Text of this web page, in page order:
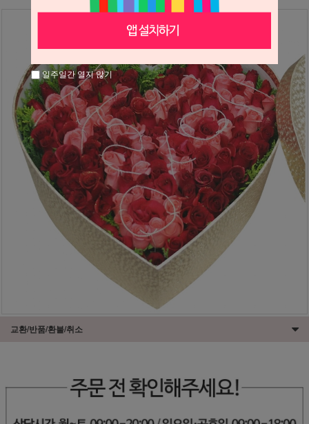
교환/반품/환불/취소
일주일간 열지 않기